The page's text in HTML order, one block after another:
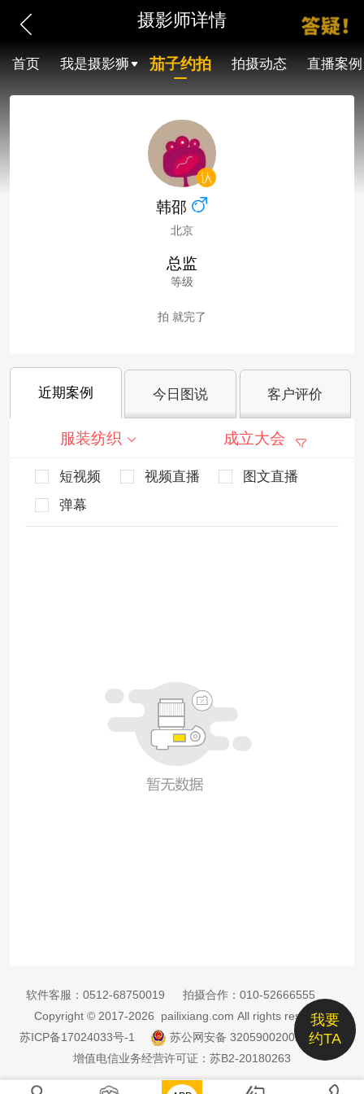
摄影师详情
首页 我是摄影狮 茄子约拍 拍摄动态 直播案例
韩邵
北京
总监
等级
拍 就完了
近期案例 今日图说 客户评价
服装纺织 成立大会
短视频 视频直播
图文直播
弹幕
我要
约TA
软件客服： 0512-68750019 拍摄合作： 010-52666555
Copyright © 2017-2026 pailixiang.com All rights reserved
苏ICP备17024033号-1
苏公网安备 32059002002885号
增值电信业务经营许可证：苏B2-20180263